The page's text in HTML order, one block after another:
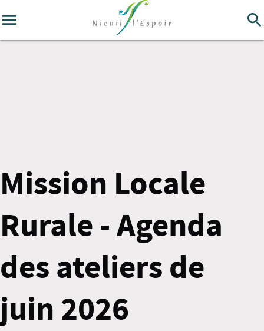
Mission Locale
Rurale - Agenda
des ateliers de
juin 2026